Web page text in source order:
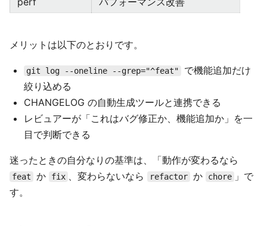
メリットは以下のとおりです。
git log --oneline --grep="^feat"
で機能追加だけ
絞り込める
CHANGELOG の自動生成ツールと連携できる
レビュアーが「これはバグ修正か、機能追加か」を一
目で判断できる
迷ったときの自分なりの基準は、「動作が変わるなら
feat か fix 、変わらないなら refactor か chore 」で
す。